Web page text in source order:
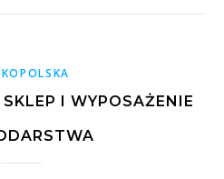
I WYPOSAŻENIE